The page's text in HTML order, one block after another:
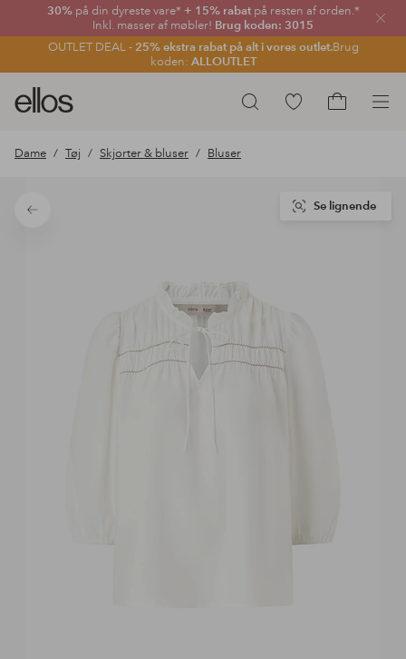
30% på din dyreste vare* + 15% rabatpå resten af orden.*
Inkl. masser af møbler! Brug koden: 3015
OUTLET DEAL - 25% ekstra rabat på alt i vores outlet.Brug
koden: ALLOUTLET
Luk
Søg
Ellos
logo
gå
forsiden
Gå
Dame Tøj Skjorter & bluser Bluser
Tilbage
Se lignende